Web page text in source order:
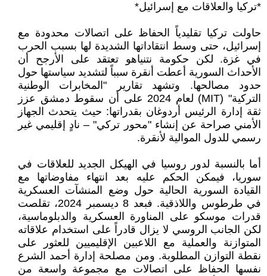
*تركيا والعلاقات مع إسرائيل*
حاولت تركيا تقليدياً الحفاظ على اتصالات محدودة مع
إسرائيل، حتى وسط انتقاداتها الشديدة لها بسبب الحرب
في غزة. لكن حكومة نتنياهو تعتقد على الأرجح أن
الأحداث السورية أعطت أنقرة سبباً لتشديد سياستها حول
حدود مصالحها. وتشهد تقارير "المخابرات الوطنية
التركية" (MIT) لعام 2024 على أن سقوط دمشق عزز
ثقة إدارة الرئيس أردوغان بقدراتها: حيث يتحدث الجهاز
الأمني صراحة عن إنشاء "محور تركي" – نادٍ إقليمي غير
رسمي للدول الموالية لأنقرة.
أما بالنسبة لدور روسيا في الهيكل الجديد للعلاقات في
سوريا، فيمكن الحكم عليه بعد انتهاء مفاوضاتها مع
القيادة السورية الحالية حول وضع المنشآت العسكرية
في طرطوس واللاذقية. فبعد 8 ديسمبر 2024، تقلصت
قدرات موسكو على المناورة العسكرية والدبلوماسية،
لكن الجانب الروسي لا يزال قادراً على استخدام علاقاته
المتوازنة والعملية مع اللاعبين الإقليميين للعثور على
نقطة التوازن المطلوبة. ومن مصلحة إدارة أحمد الشرع
نفسها الحفاظ على اتصالات مع مجموعة واسعة من